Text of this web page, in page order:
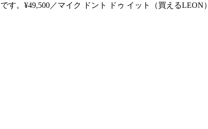
。¥49,500／マイク ドント ドゥ イット（買えるLEON）